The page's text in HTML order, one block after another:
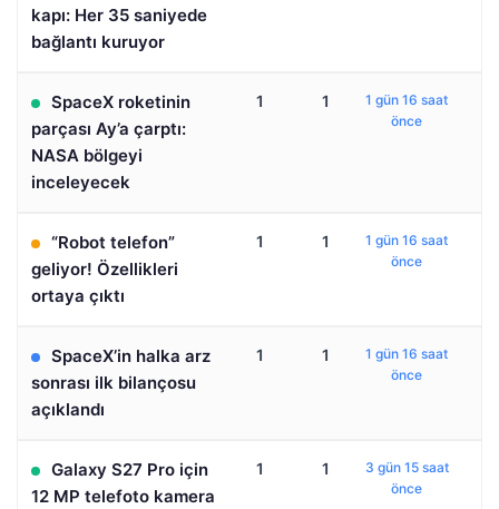
kapı: Her 35 saniyede
bağlantı kuruyor
SpaceX roketinin
parçası Ay’a çarptı:
NASA bölgeyi
inceleyecek
1 1
1 gün 16 saat
önce
“Robot telefon”
geliyor! Özellikleri
ortaya çıktı
1 1
1 gün 16 saat
önce
SpaceX’in halka arz
sonrası ilk bilançosu
açıklandı
1 1
1 gün 16 saat
önce
Galaxy S27 Pro için
12 MP telefoto kamera
1 1
3 gün 15 saat
önce